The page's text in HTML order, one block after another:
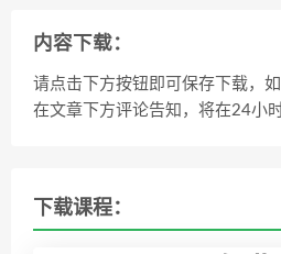
内容下载：
请点击下方按钮即可保存下载，
在文章下方评论告知，将在24小
下载课程：